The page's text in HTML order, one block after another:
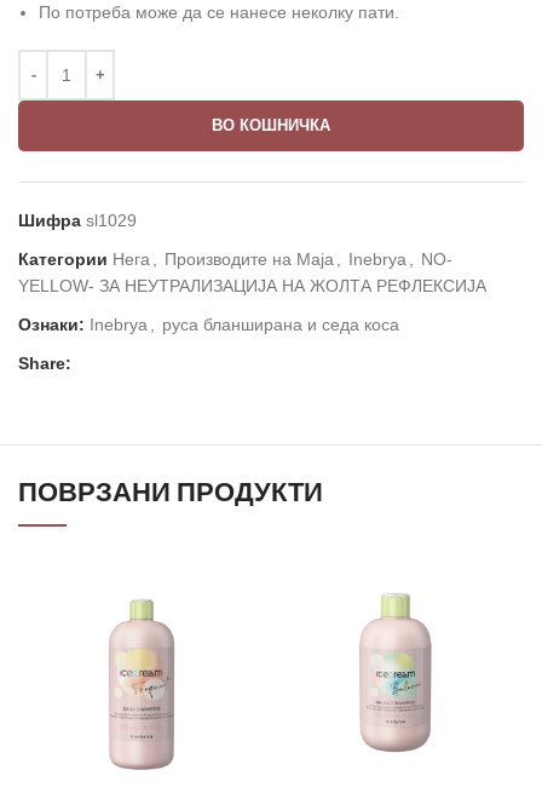
По потреба може да се нанесе неколку пати.
ВО КОШНИЧКА
Шифра sl1029
Категории Нега Производите на Маја Inebrya
NO-
YELLOW- ЗА НЕУТРАЛИЗАЦИЈА НА ЖОЛТА РЕФЛЕКСИЈА
Ознаки: Inebrya
руса бланширана и седа коса
Share:
ПОВРЗАНИ ПРОДУКТИ